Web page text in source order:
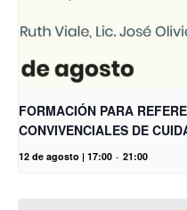
FORMACIÓN PARA
CONVIVENCIALES DE
12 de agosto | 17:00 - 21:00